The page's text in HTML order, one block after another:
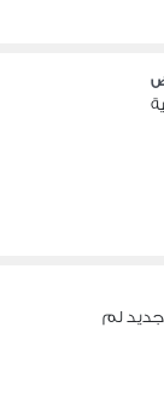
جديد لم